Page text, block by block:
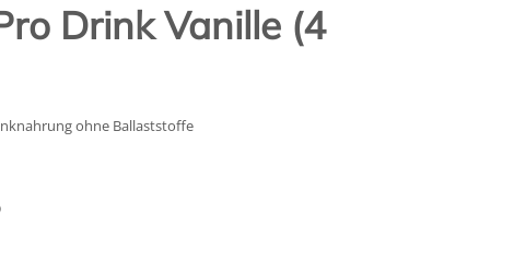
Drink Vanille (4
ohne Ballaststoffe